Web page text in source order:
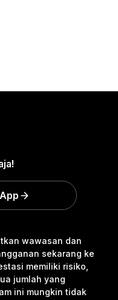
wawasan dan
sekarang ke
memiliki risiko,
jumlah yang
ini mungkin tidak